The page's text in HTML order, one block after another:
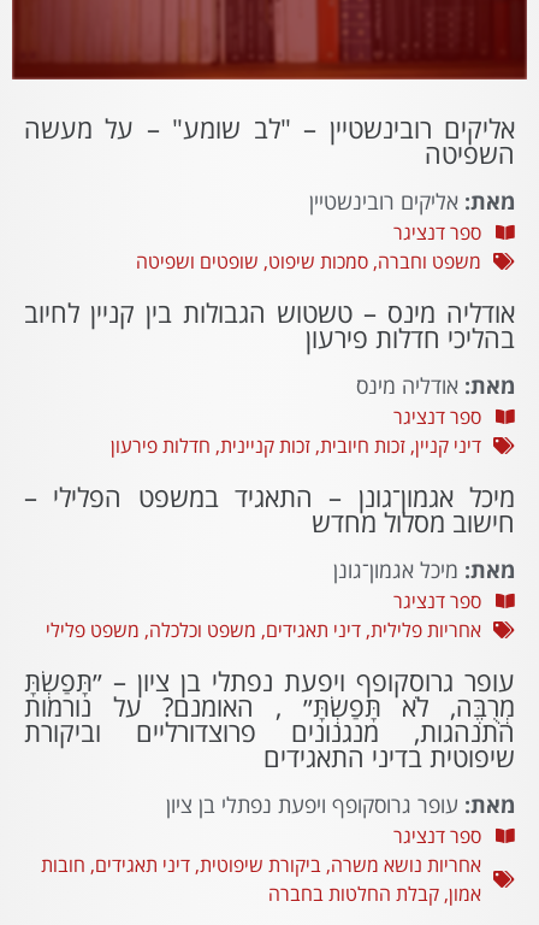
אליקים רובינשטיין – "לב שומע" – על מעשה
השפיטה
מאת: אליקים רובינשטיין
ספר דנציגר
משפט וחברה, סמכות שיפוט, שופטים ושפיטה
אודליה מינס – טשטוש הגבולות בין קניין לחיוב
בהליכי חדלות פירעון
מאת: אודליה מינס
ספר דנציגר
דיני קניין, זכות חיובית, זכות קניינית, חדלות פירעון
מיכל אגמון־גונן – התאגיד במשפט הפלילי –
חישוב מסלול מחדש
מאת: מיכל אגמון־גונן
ספר דנציגר
אחריות פלילית, דיני תאגידים, משפט וכלכלה, משפט פלילי
עופר גרוסקופף ויפעת נפתלי בן ציון – ״תָּפַשְׂתָּ
מְרֻבֶּה, לֹא תָּפַשְׂתָּ״ , האומנם? על נורמות
התנהגות, מנגנונים פרוצדורליים וביקורת
שיפוטית בדיני התאגידים
מאת: עופר גרוסקופף ויפעת נפתלי בן ציון
ספר דנציגר
אחריות נושא משרה, ביקורת שיפוטית, דיני תאגידים, חובות
אמון, קבלת החלטות בחברה